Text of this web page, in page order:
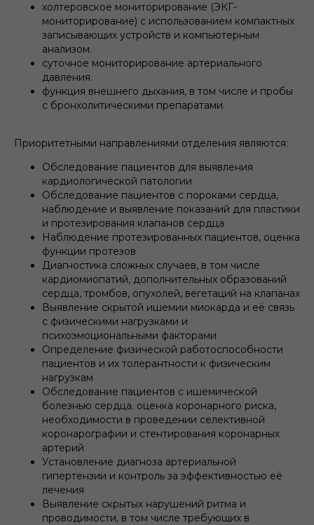
холтеровское мониторирование (ЭКГ-
мониторирование) с использованием компактных
записывающих устройств и компьютерным
анализом.
суточное мониторирование артериального
давления.
функция внешнего дыхания, в том числе и пробы
с бронхолитическими препаратами.
Приоритетными направлениями отделения являются:
Обследование пациентов для выявления
кардиологической патологии
Обследование пациентов с пороками сердца,
наблюдение и выявление показаний для пластики
и протезирования клапанов сердца
Наблюдение протезированных пациентов, оценка
функции протезов
Диагностика сложных случаев, в том числе
кардиомиопатий, дополнительных образований
сердца, тромбов, опухолей, вегетаций на клапанах
Выявление скрытой ишемии миокарда и её связь
с физическими нагрузками и
психоэмоциональными факторами
Определение физической работоспособности
пациентов и их толерантности к физическим
нагрузкам
Обследование пациентов с ишемической
болезнью сердца. оценка коронарного риска,
необходимости в проведении селективной
коронарографии и стентирования коронарных
артерий
Установление диагноза артериальной
гипертензии и контроль за эффективностью её
лечения
Выявление скрытых нарушений ритма и
проводимости, в том числе требующих в